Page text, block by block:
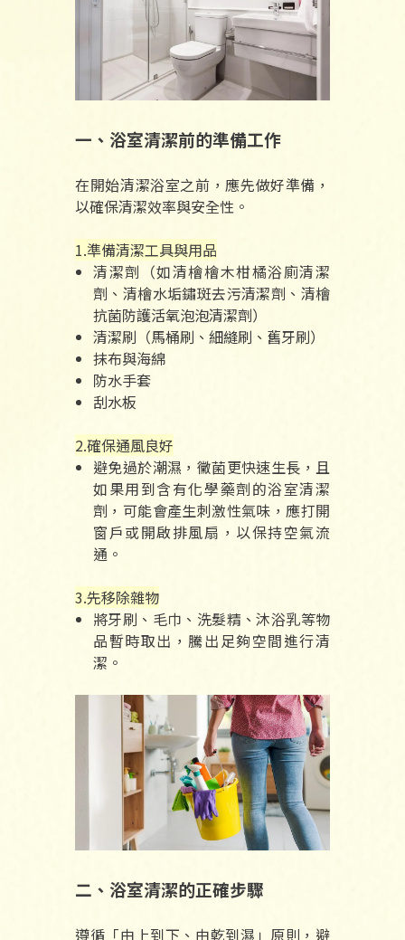
一、浴室清潔前的準備工作
在開始清潔浴室之前，應先做好準備，
以確保清潔效率與安全性。
1.準備清潔工具與用品
清潔劑（如清檜檜木柑橘浴廁清潔
劑、清檜水垢鏽斑去污清潔劑、清檜
抗菌防護活氧泡泡清潔劑）
清潔刷（馬桶刷、細縫刷、舊牙刷）
抹布與海綿
防水手套
刮水板
2.確保通風良好
避免過於潮濕，黴菌更快速生長，且
如果用到含有化學藥劑的浴室清潔
劑，可能會產生刺激性氣味，應打開
窗戶或開啟排風扇，以保持空氣流
通。
3.先移除雜物
將牙刷、毛巾、洗髮精、沐浴乳等物
品暫時取出，騰出足夠空間進行清
潔。
二、浴室清潔的正確步驟
遵循「由上到下、由乾到濕」原則，避